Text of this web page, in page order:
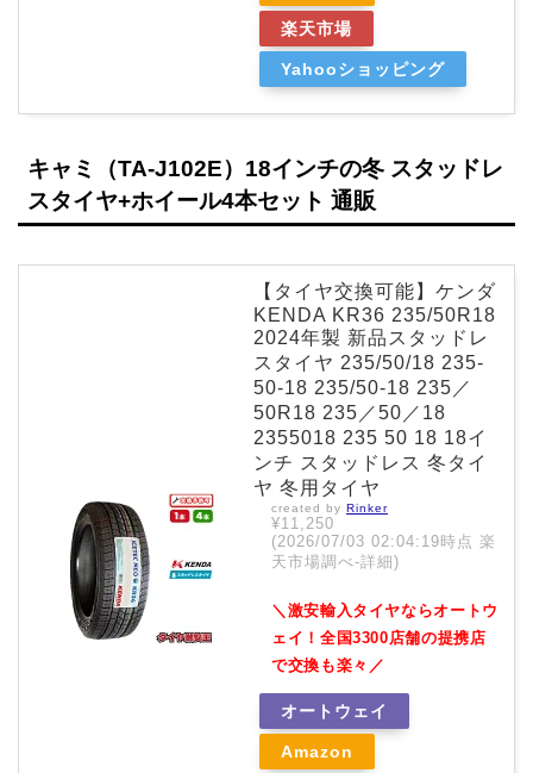
楽天市場
Yahooショッピング
キャミ（TA-J102E）18インチの冬 スタッドレ
スタイヤ+ホイール4本セット 通販
【タイヤ交換可能】ケンダ
KENDA KR36 235/50R18
2024年製 新品スタッドレ
スタイヤ 235/50/18 235-
50-18 235/50-18 235／
50R18 235／50／18
2355018 235 50 18 18イ
ンチ スタッドレス 冬タイ
ヤ 冬用タイヤ
created by Rinker
¥11,250
(2026/07/03 02:04:19時点 楽
天市場調べ-詳細)
＼激安輸入タイヤならオートウ
ェイ！全国3300店舗の提携店
で交換も楽々／
オートウェイ
Amazon